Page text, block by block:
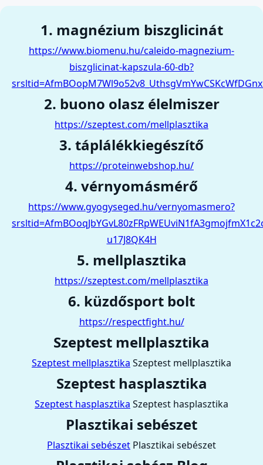
1. magnézium biszglicinát
https://www.biomenu.hu/caleido-magnezium-
biszglicinat-kapszula-60-db?
2. buono olasz élelmiszer
https://szeptest.com/mellplasztika
3. táplálékkiegészítő
https://proteinwebshop.hu/
4. vérnyomásmérő
https://www.gyogyseged.hu/vernyomasmero?
u17J8QK4H
5. mellplasztika
https://szeptest.com/mellplasztika
6. küzdősport bolt
https://respectfight.hu/
Szeptest mellplasztika
Szeptest mellplasztika Szeptest mellplasztika
Szeptest hasplasztika
Szeptest hasplasztika Szeptest hasplasztika
Plasztikai sebészet
Plasztikai sebészet Plasztikai sebészet